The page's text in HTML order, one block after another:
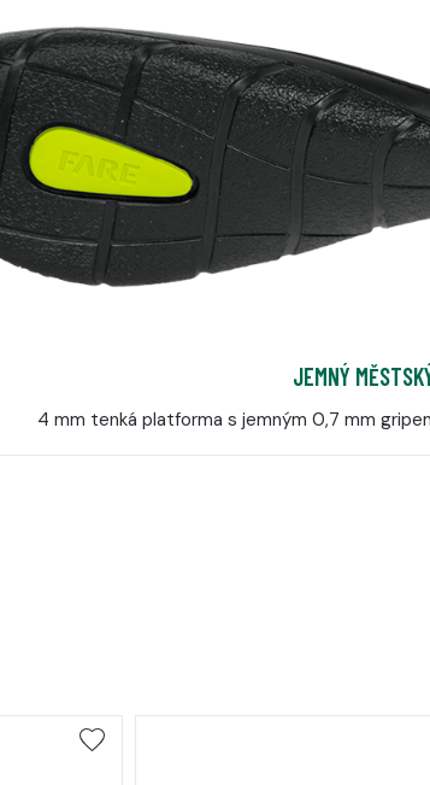
JEMNÝ
4 mm tenká platforma s jemným 0,7 mm